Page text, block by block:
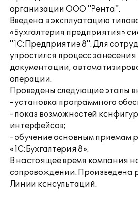
организации ООО "Рента".
Введена в эксплуатацию
«Бухгалтерия предприятия»
"1С:Предприятие 8". Для
упростился процесс
документации,
операции.
Проведены следующие этапы
- установка программного
- показ возможностей
интерфейсов;
- обучение основным приемам
«1С:Бухгалтерия 8».
В настоящее время компания
сопровождении. Произведена
Линии консультаций.